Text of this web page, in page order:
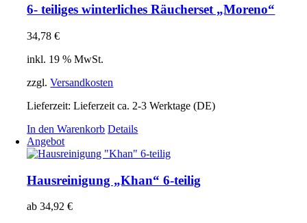
mehrere
Produktseite
werden
6- teiliges winterliches Räucherset „Moreno“
34,78€
inkl. 19 % MwSt.
zzgl.Versandkosten
Lieferzeit:Lieferzeit ca. 2-3 Werktage (DE)
In den Warenkorb Details
Angebot
Hausreinigung „Khan“ 6-teilig
ab34,92€